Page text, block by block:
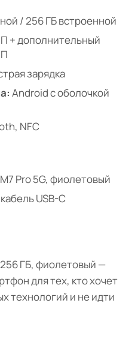
/ 256 ГБ встроенной
+ дополнительный
зарядка
Android с оболочкой
NFC
Pro 5G, фиолетовый
USB-C
256 ГБ, фиолетовый —
для тех, кто хочет
технологий и не идти